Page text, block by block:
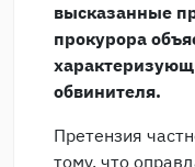
высказанные
прокурора
обвинителя.
Претензия
тому, что